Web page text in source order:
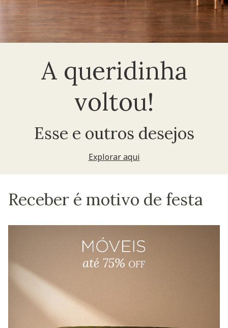
A queridinha
voltou!
Esse e outros desejos
Explorar aqui
Receber é motivo de festa